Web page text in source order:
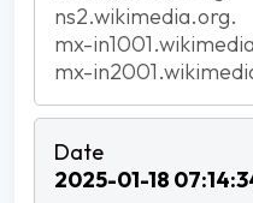
ns2.wikimedia.org.
mx-
mx-
2025-01-18